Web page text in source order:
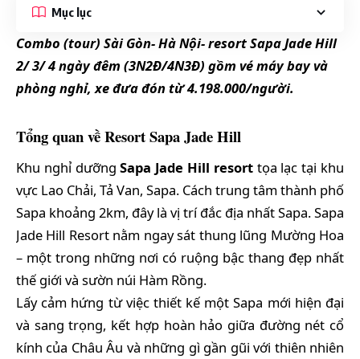
Mục lục
Combo (tour) Sài Gòn- Hà Nội- resort Sapa Jade Hill
2/ 3/ 4 ngày đêm (3N2Đ/4N3Đ) gồm vé máy bay và
phòng nghỉ, xe đưa đón từ 4.198.000/người.
Tổng quan về Resort Sapa Jade Hill
Khu nghỉ dưỡngSapa Jade Hill resorttọa lạc tại khu
vực Lao Chải, Tả Van, Sapa. Cách trung tâm thành phố
Sapa khoảng 2km, đây là vị trí đắc địa nhất Sapa. Sapa
Jade Hill Resort nằm ngay sát thung lũng Mường Hoa
– một trong những nơi có ruộng bậc thang đẹp nhất
thế giới và sườn núi Hàm Rồng.
Lấy cảm hứng từ việc thiết kế một Sapa mới hiện đại
và sang trọng, kết hợp hoàn hảo giữa đường nét cổ
kính của Châu Âu và những gì gần gũi với thiên nhiên